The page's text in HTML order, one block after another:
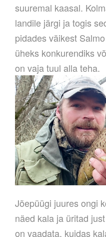
suuremal kaasal.
landile järgi ja togis
pidades väikest
üheks konkurendiks
on vaja tuul alla teha.
Jõepüügi juures ongi
näed kala ja üritad
on vaadata, kuidas